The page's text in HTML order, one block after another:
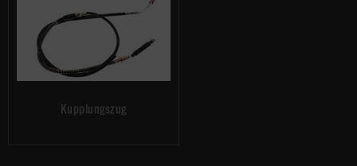
Kupplungszug